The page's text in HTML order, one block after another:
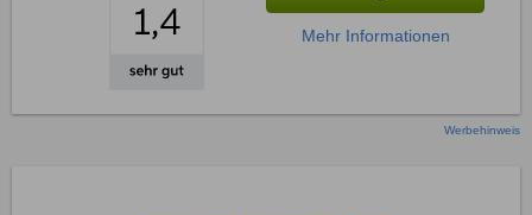
Mehr Informationen
Werbehinweis